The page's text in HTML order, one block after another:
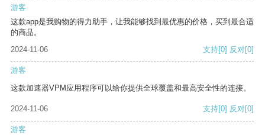
游客
这款app是我购物的得力助手，让我能够找到最优惠的价格，买到最合适
的商品。
2024-11-06
支持[0] 反对[0]
游客
这款加速器VPM应用程序可以给你提供全球覆盖和最高安全性的连接。
2024-11-06 支持[0] 反对[0]
游客